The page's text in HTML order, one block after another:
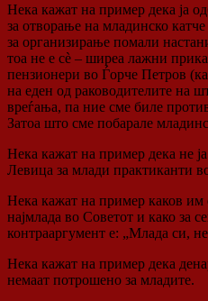
Нека кажат на пример дека ја
за отворање на младинско
за организирање помали
тоа не е сѐ – ширеа лажни
пензионери во Ѓорче Петров
на еден од раководителите на
вреѓања, па ние сме биле
Затоа што сме побарале
Нека кажат на пример дека не
Левица за млади практиканти
Нека кажат на пример каков им
најмлада во Советот и како за
контрааргумент е: „Млада си,
Нека кажат на пример дека
немаат потрошено за младите.